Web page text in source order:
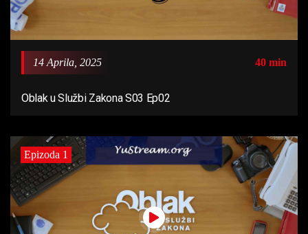
14 Aprila, 2025 40 min
Oblak u Službi Zakona S03 Ep02
Epizoda 1